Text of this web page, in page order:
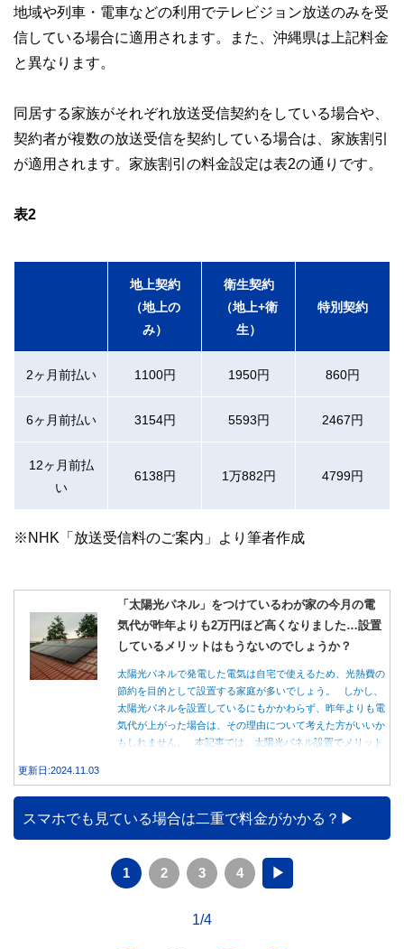
地域や列車・電車などの利用でテレビジョン放送のみを受
信している場合に適用されます。また、沖縄県は上記料金
と異なります。
同居する家族がそれぞれ放送受信契約をしている場合や、
契約者が複数の放送受信を契約している場合は、家族割引
が適用されます。家族割引の料金設定は表2の通りです。
表2
地上契約
（地上の
み）
衛生契約
（地上+衛
生）
特別契約
2ヶ月前払い 1100円 1950円 860円
6ヶ月前払い 3154円 5593円 2467円
12ヶ月前払
い
6138円 1万882円 4799円
※NHK「放送受信料のご案内」より筆者作成
「太陽光パネル」をつけているわが家の今月の電
気代が昨年よりも2万円ほど高くなりました…設置
しているメリットはもうないのでしょうか？
太陽光パネルで発電した電気は自宅で使えるため、光熱費の
節約を目的として設置する家庭が多いでしょう。 しかし、
太陽光パネルを設置しているにもかかわらず、昨年よりも電
気代が上がった場合は、その理由について考えた方がいいか
もしれません。 本記事では、太陽光パネル設置でメリット
更新日:2024.11.03
スマホでも見ている場合は二重で料金がかかる？
1 2 3 4 ▶
1/4